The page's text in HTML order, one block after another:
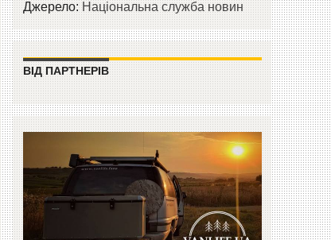
Джерело:Національна служба новин
ВІД ПАРТНЕРІВ